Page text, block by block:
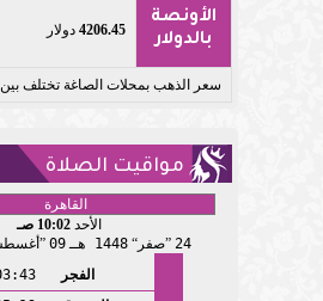
الأونصة
بالدولار
4206.45 دولار
سعر الذهب بمحلات الصاغة تختلف
مواقيت الصلاة
الأحد10:02 صـ
24 صفر 1448 هـ 09
الفجر